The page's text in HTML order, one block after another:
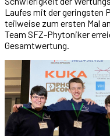
Laufes mit der geringsten
teilweise zum ersten Mal
Team SFZ-Phytoniker
Gesamtwertung.